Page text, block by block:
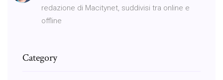
redazione di Macitynet, suddivisi tra online e
offline
Category